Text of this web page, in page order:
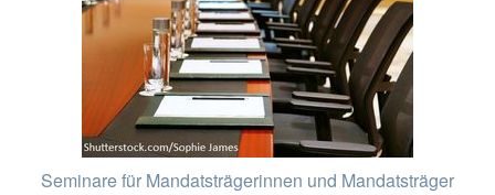
Seminare für Mandatsträgerinnen und Mandatsträger